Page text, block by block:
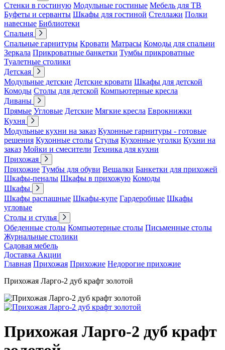
Стенки в гостиную Модульные гостиные Мебель для ТВ
Буфеты и серванты Шкафы для гостиной Стеллажи Полки
навесные Библиотеки
Спальня
Спальные гарнитуры Кровати Матрасы Комоды для спальни
Зеркала Прикроватные банкетки Тумбы прикроватные
Туалетные столики
Детская
Модульные детские Детские кровати Шкафы для детской
Комоды Столы для детской Компьютерные кресла
Диваны
Прямые Угловые Детские Мягкие кресла Еврокнижки
Кухня
Модульные кухни на заказ Кухонные гарнитуры - готовые
решения Кухонные столы Стулья Кухонные уголки Кухни на
заказ Мойки и смесители Техника для кухни
Прихожая
Прихожие Тумбы для обуви Вешалки Банкетки для прихожей
Шкафы-пеналы Шкафы в прихожую Комоды
Шкафы
Шкафы распашные Шкафы-купе Гардеробные Шкафы
угловые
Столы и стулья
Обеденные столы Компьютерные столы Письменные столы
Журнальные столики
Садовая мебель
Доставка Акции
Главная Прихожая Прихожие Недорогие прихожие
Прихожая Ларго-2 дуб крафт золотой
Прихожая Ларго-2 дуб крафт